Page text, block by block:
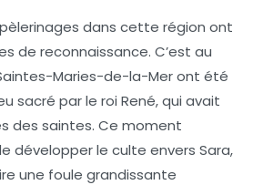
pèlerinages dans cette région ont
de reconnaissance. C’est au
Maries-de-la-Mer ont été
sacré par le roi René, qui avait
des saintes. Ce moment
développer le culte envers Sara,
une foule grandissante